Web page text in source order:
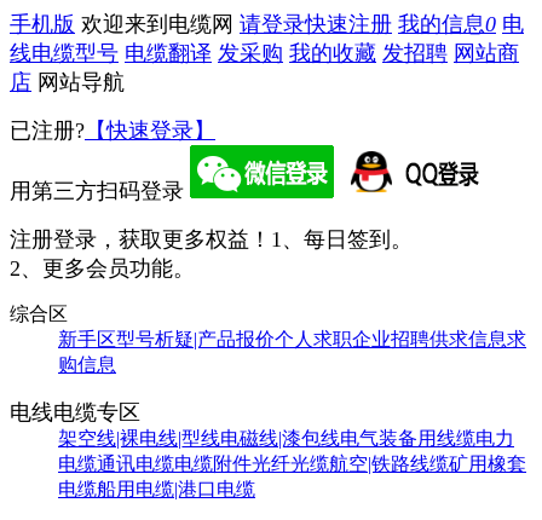
手机版 欢迎来到电缆网 请登录快速注册 我的信息0 电
线电缆型号 电缆翻译 发采购 我的收藏 发招聘 网站商
店 网站导航
已注册? 【快速登录】
用第三方扫码登录
注册登录，获取更多权益！ 1、每日签到。
2、更多会员功能。
综合区
新手区型号析疑|产品报价个人求职企业招聘供求信息求
购信息
电线电缆专区
架空线|裸电线|型线电磁线|漆包线电气装备用线缆电力
电缆通讯电缆电缆附件光纤光缆航空|铁路线缆矿用橡套
电缆船用电缆|港口电缆